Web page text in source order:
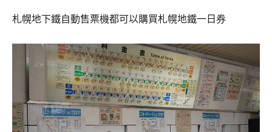
札幌地下鐵自動售票機都可以購買札幌地鐵一日券